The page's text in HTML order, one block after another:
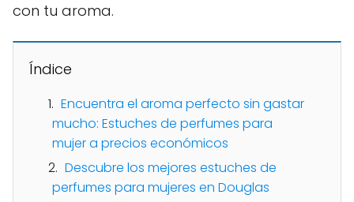
con tu aroma.
Índice
Encuentra el aroma perfecto sin gastar
mucho: Estuches de perfumes para
mujer a precios económicos
Descubre los mejores estuches de
perfumes para mujeres en Douglas